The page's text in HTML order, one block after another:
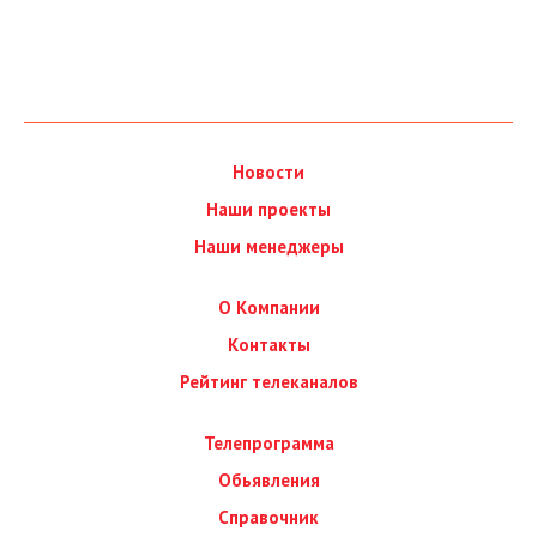
Новости
Наши проекты
Наши менеджеры
О Компании
Контакты
Рейтинг телеканалов
Телепрограмма
Обьявления
Справочник